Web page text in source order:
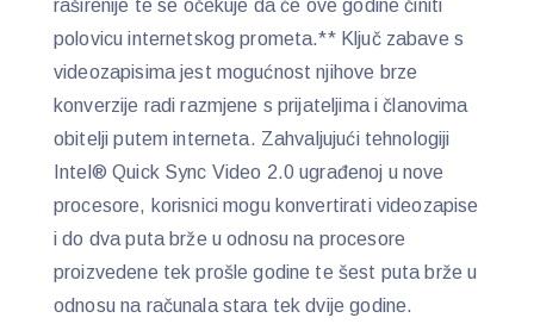
raširenije te se očekuje da će ove godine činiti
polovicu internetskog prometa.** Ključ zabave s
videozapisima jest mogućnost njihove brze
konverzije radi razmjene s prijateljima i članovima
obitelji putem interneta. Zahvaljujući tehnologiji
Intel® Quick Sync Video 2.0 ugrađenoj u nove
procesore, korisnici mogu konvertirati videozapise
i do dva puta brže u odnosu na procesore
proizvedene tek prošle godine te šest puta brže u
odnosu na računala stara tek dvije godine.